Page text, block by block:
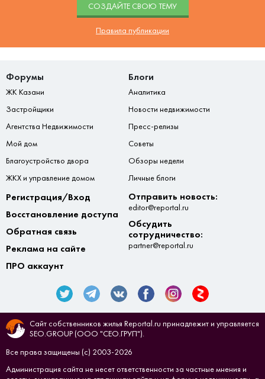
CОЗДАЙТЕ СВОЮ ТЕМУ
Правила публикации
Форумы
ЖК Казани
Застройщики
Агентства Недвижимости
Мой дом
Благоустройство двора
ЖКХ и управление домом
Блоги
Аналитика
Новости недвижимости
Пресс-релизы
Советы
Обзоры недели
Личные блоги
Регистрация/Вход
Восстановление доступа
Обратная связь
Реклама на сайте
ПРО аккаунт
Отправить новость:
editor@reportal.ru
Обсудить
сотрудничество:
partner@reportal.ru
Сайт собственников жилья Reportal.ru принадлежит и управляется
SEO.GROUP (ООО "СЕО.ГРУП").
Все права защищены (с) 2003-2026
Администрация сайта не несет ответственности за частные мнения и